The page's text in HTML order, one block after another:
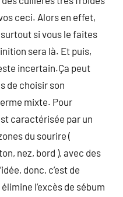
ceci. Alors en effet,
si vous le faites
sera là. Et puis,
incertain.Ça peut
de choisir son
mixte. Pour
caractérisée par un
du sourire (
nez, bord ), avec des
donc, c’est de
l’excès de sébum